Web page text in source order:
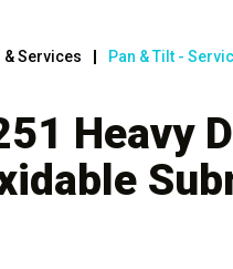
Services Pan & Tilt -
Heavy